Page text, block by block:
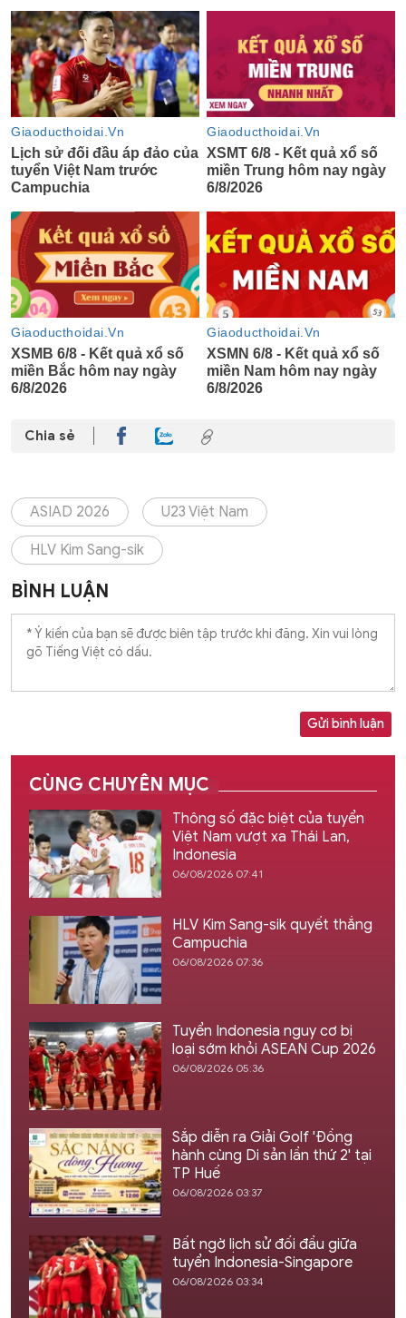
Chia sẻ
ASIAD 2026 U23 Việt Nam
HLV Kim Sang-sik
BÌNH LUẬN
Gửi bình luận
CÙNG CHUYÊN MỤC
Thông số đặc biệt của tuyển
Việt Nam vượt xa Thái Lan,
Indonesia
06/08/2026 07:41
HLV Kim Sang-sik quyết thắng
Campuchia
06/08/2026 07:36
Tuyển Indonesia nguy cơ bị
loại sớm khỏi ASEAN Cup 2026
06/08/2026 05:36
Sắp diễn ra Giải Golf 'Đồng
hành cùng Di sản lần thứ 2' tại
TP Huế
06/08/2026 03:37
Bất ngờ lịch sử đối đầu giữa
tuyển Indonesia-Singapore
06/08/2026 03:34